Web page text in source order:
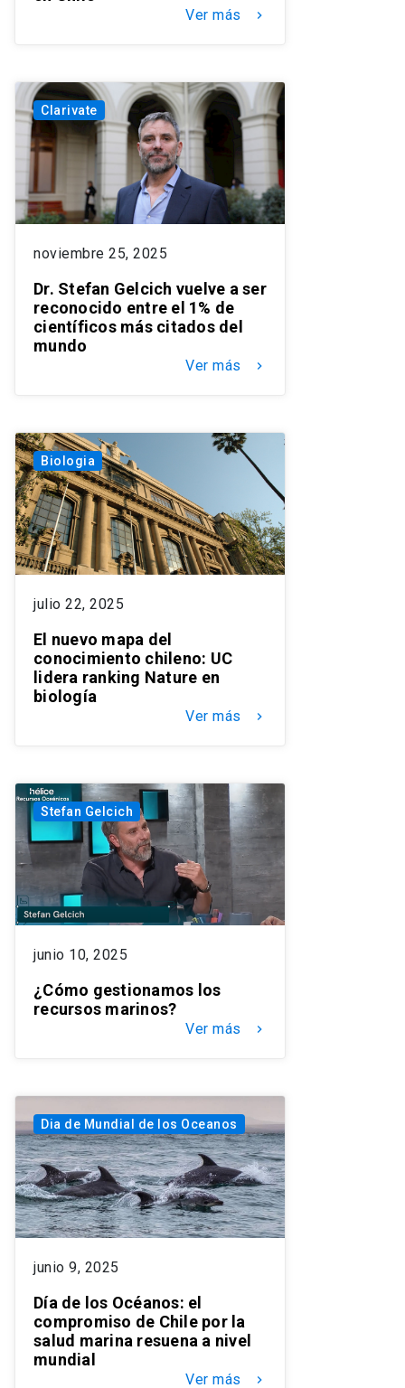
Ver más keyboard_arrow_right
Clarivate
noviembre 25, 2025
Dr. Stefan Gelcich vuelve a ser
reconocido entre el 1% de
científicos más citados del
mundo
Ver más keyboard_arrow_right
Biologia
julio 22, 2025
El nuevo mapa del
conocimiento chileno: UC
lidera ranking Nature en
biología
Ver más keyboard_arrow_right
Stefan Gelcich
junio 10, 2025
¿Cómo gestionamos los
recursos marinos?
Ver más keyboard_arrow_right
Dia de Mundial de los Oceanos
junio 9, 2025
Día de los Océanos: el
compromiso de Chile por la
salud marina resuena a nivel
mundial
Ver más keyboard_arrow_right